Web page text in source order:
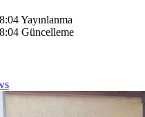
Yayınlanma
Güncelleme